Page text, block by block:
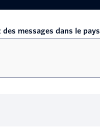
des messages dans le